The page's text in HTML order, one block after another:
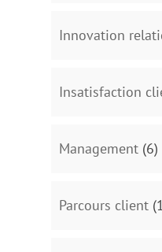
Innovation
Insatisfaction
Management(6)
Parcours client